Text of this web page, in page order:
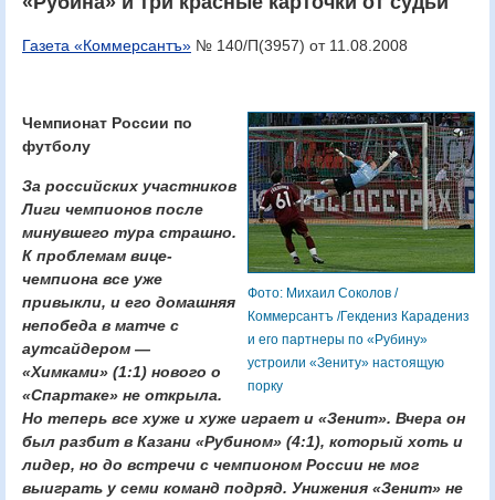
Газета «Коммерсантъ» № 140/П(3957) от 11.08.2008
Фото: Михаил Соколов /
Коммерсантъ /Гекдениз Карадениз
и его партнеры по «Рубину»
устроили «Зениту» настоящую
порку
Чемпионат России по
футболу
За российских участников
Лиги чемпионов после
минувшего тура страшно.
К проблемам вице-
чемпиона все уже
привыкли, и его домашняя
непобеда в матче с
аутсайдером —
«Химками» (1:1) нового о
«Спартаке» не открыла.
Но теперь все хуже и хуже играет и «Зенит». Вчера он
был разбит в Казани «Рубином» (4:1), который хоть и
лидер, но до встречи с чемпионом России не мог
выиграть у семи команд подряд. Унижения «Зенит» не